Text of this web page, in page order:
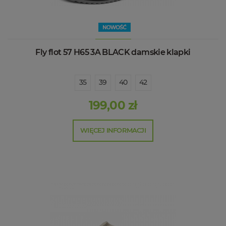
Fly flot 57 H65 3A BLACK damskie klapki
35 39 40 42
199,00 zł
WIĘCEJ INFORMACJI